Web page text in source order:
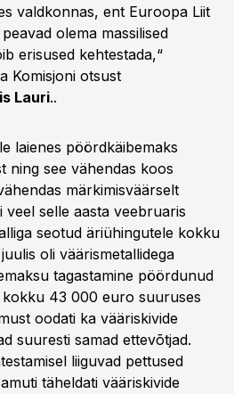
valdkonnas, ent Euroopa Liit
olema massilised
erisused kehtestada,“
Komisjoni otsust
Lauri..
laienes pöördkäibemaks
ning see vähendas koos
märkimisväärselt
veel selle aasta veebruaris
seotud äriühingutele kokku
oli väärismetallidega
tagastamine pöördunud
43 000 euro suuruses
oodati ka vääriskivide
suuresti samad ettevõtjad.
liiguvad pettused
täheldati vääriskivide